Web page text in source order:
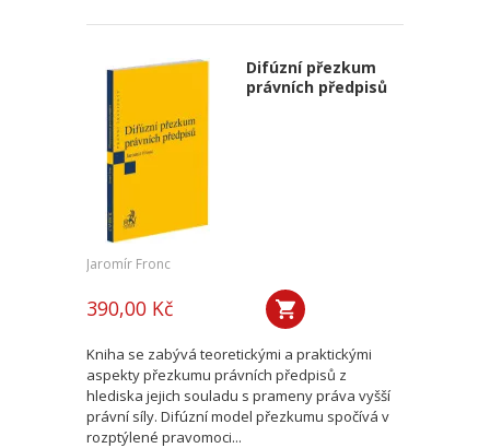
Difúzní přezkum
právních předpisů
Jaromír Fronc
390,00 Kč
Kniha se zabývá teoretickými a praktickými
aspekty přezkumu právních předpisů z
hlediska jejich souladu s prameny práva vyšší
právní síly. Difúzní model přezkumu spočívá v
rozptýlené pravomoci...